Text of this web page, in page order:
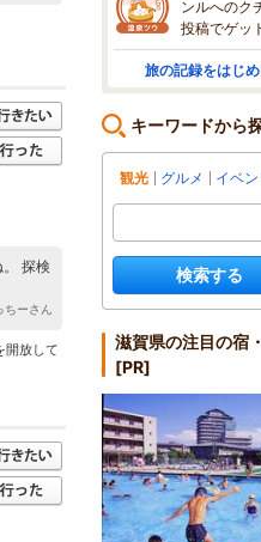
探検
ーさん
開放して
ンルへのク
投稿でゲッ
旅の記録をはじ
キーワードから
観光 グルメ イベン
検索する
滋賀県の注目の宿
[PR]